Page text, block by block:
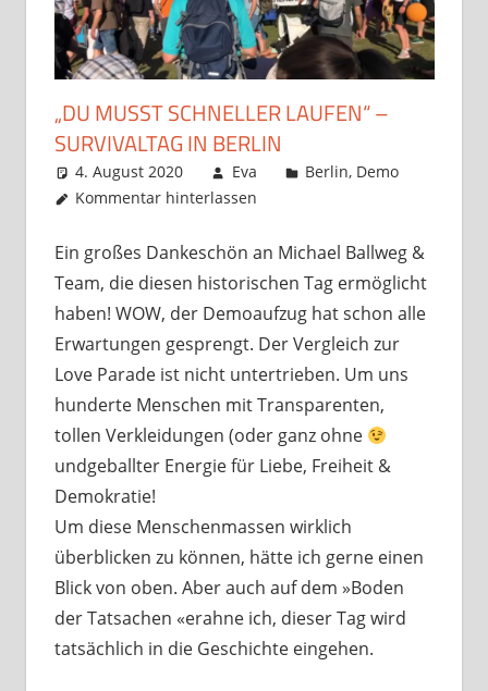
„DU MUSST SCHNELLER LAUFEN“ –
SURVIVALTAG IN BERLIN
4. August 2020 Eva Berlin, Demo
Kommentar hinterlassen
Ein großes Dankeschön an Michael Ballweg &
Team, die diesen historischen Tag ermöglicht
haben! WOW, der Demoaufzug hat schon alle
Erwartungen gesprengt. Der Vergleich zur
Love Parade ist nicht untertrieben. Um uns
hunderte Menschen mit Transparenten,
tollen Verkleidungen (oder ganz ohne
undgeballter Energie für Liebe, Freiheit &
Demokratie!
Um diese Menschenmassen wirklich
überblicken zu können, hätte ich gerne einen
Blick von oben. Aber auch auf dem »Boden
der Tatsachen «erahne ich, dieser Tag wird
tatsächlich in die Geschichte eingehen.